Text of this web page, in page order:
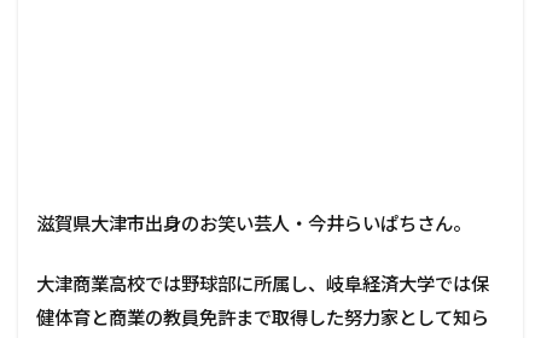
滋賀県大津市出身のお笑い芸人・今井らいぱちさん。
大津商業高校では野球部に所属し、岐阜経済大学では保
健体育と商業の教員免許まで取得した努力家として知ら